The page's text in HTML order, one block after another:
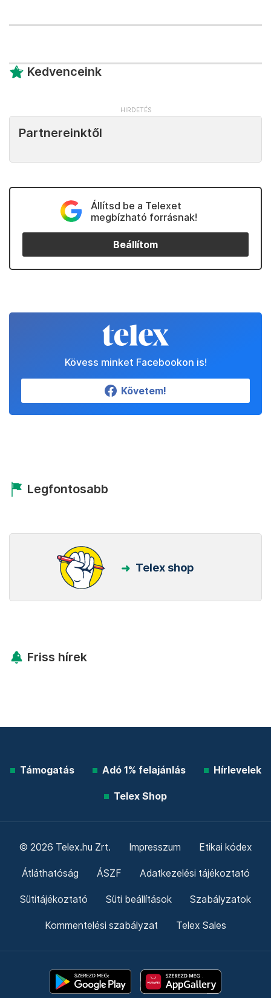
Kedvenceink
Partnereinktől
Állítsd be a Telexet
megbízható forrásnak!
Beállítom
Kövess minket Facebookon is!
Követem!
Legfontosabb
Telex shop
Friss hírek
Támogatás Adó 1% felajánlás Hírlevelek
Telex Shop
© 2026 Telex.hu Zrt. Impresszum Etikai kódex
Átláthatóság ÁSZF Adatkezelési tájékoztató
Sütitájékoztató Süti beállítások Szabályzatok
Kommentelési szabályzat Telex Sales